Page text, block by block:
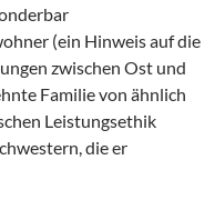
(ein Hinweis auf die
zwischen Ost und
Familie von ähnlich
Leistungsethik
die er